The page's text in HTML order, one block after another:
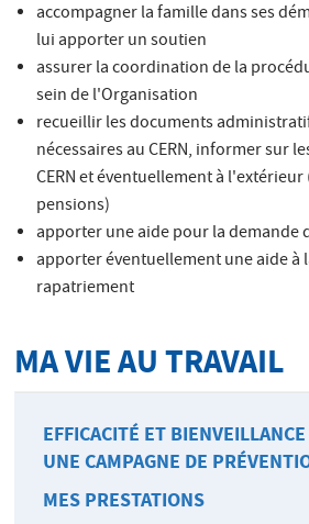
accompagner la famille dans ses
lui apporter un soutien
assurer la coordination de la
sein de l'Organisation
recueillir les documents
nécessaires au CERN, informer sur
CERN et éventuellement à
pensions)
apporter une aide pour la demande
apporter éventuellement une aide à
rapatriement
MA VIE AU TRAVAIL
EFFICACITÉ ET
UNE CAMPAGNE DE
MES PRESTATIONS